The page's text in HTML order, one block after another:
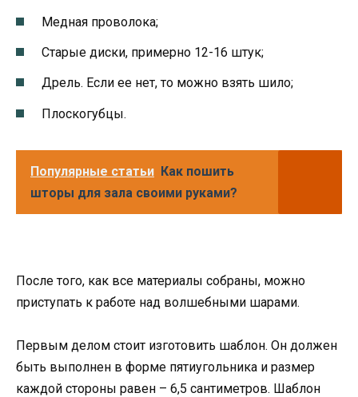
Медная проволока;
Старые диски, примерно 12-16 штук;
Дрель. Если ее нет, то можно взять шило;
Плоскогубцы.
Популярные статьи Как пошить
шторы для зала своими руками?
После того, как все материалы собраны, можно
приступать к работе над волшебными шарами.
Первым делом стоит изготовить шаблон. Он должен
быть выполнен в форме пятиугольника и размер
каждой стороны равен – 6,5 сантиметров. Шаблон